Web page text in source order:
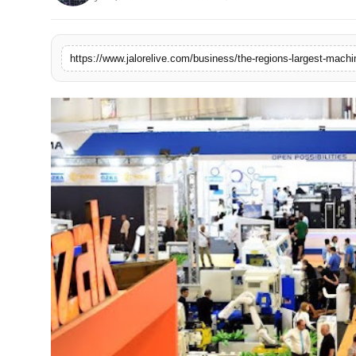
https://www.jalorelive.com/business/the-regions-largest-